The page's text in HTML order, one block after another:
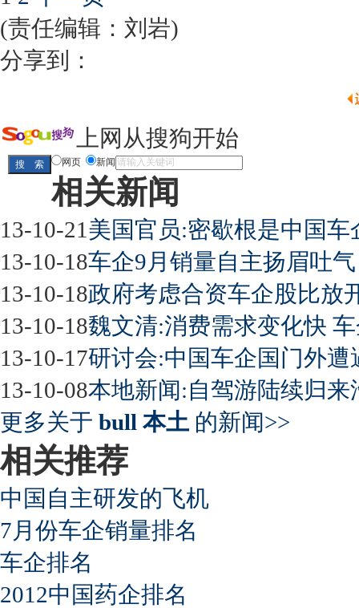
(责任编辑：刘岩)
分享到：
上网从搜狗开始
网页 新闻
相关新闻
13-10-21 美国官员:密歇根是中国车
13-10-18车企9月销量自主扬眉吐
13-10-18政府考虑合资车企股比放
13-10-18魏文清:消费需求变化快
13-10-17研讨会:中国车企国门外遭
13-10-08本地新闻:自驾游陆续归来
更多关于 bull 本土 的新闻>>
相关推荐
中国自主研发的飞机
7月份车企销量排名
车企排名
2012中国药企排名